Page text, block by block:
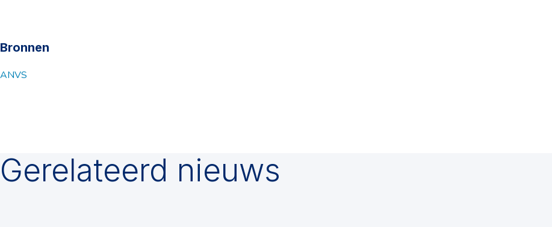
Bronnen
ANVS
Gerelateerd nieuws